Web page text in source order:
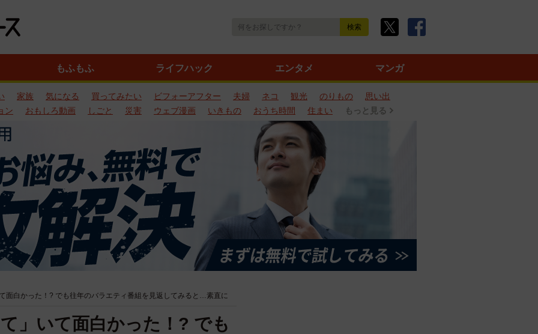
もふもふ ライフハック エンタメ マンガ
家族 気になる 買ってみたい ビフォーアフター 夫婦 ネコ 観光 のりもの
思い出
ン
おもしろ動画 しごと 災害 ウェブ漫画 いきもの おうち時間 住まい もっと見る
面白かった！? でも往年のバラエティ番組を見返してみると…素直に
」いて面白かった！? でも